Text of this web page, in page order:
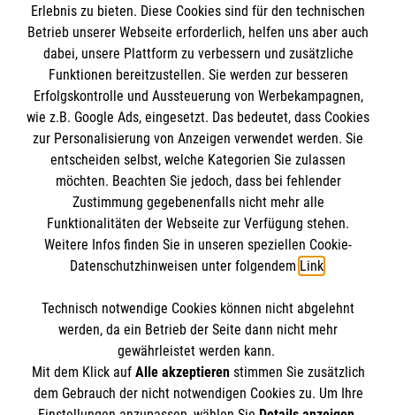
Informationen
Impressum
Datenschutz
Barrierefreiheit
Kontakt
Medizinproduktesicherheit
Die Malteser
Malteser in Deutschland
Malteserorden
Sharepoint
Spendenkonto
Bank: Pax-Bank
IBAN: DE87370601201201211430
BIC: GENODED1PA7
So finden Sie uns
Frankfurter Str. 9
Der Malteser Hilfsdienst e.V. ist als eingetragene
Erlebnis zu bieten. Diese Cookies sind für den technischen
Betrieb unserer Webseite erforderlich, helfen uns aber auch
dabei, unsere Plattform zu verbessern und zusätzliche
Funktionen bereitzustellen. Sie werden zur besseren
Erfolgskontrolle und Aussteuerung von Werbekampagnen,
wie z.B. Google Ads, eingesetzt. Das bedeutet, dass Cookies
zur Personalisierung von Anzeigen verwendet werden. Sie
entscheiden selbst, welche Kategorien Sie zulassen
möchten. Beachten Sie jedoch, dass bei fehlender
Zustimmung gegebenenfalls nicht mehr alle
Funktionalitäten der Webseite zur Verfügung stehen.
Weitere Infos finden Sie in unseren speziellen Cookie-
Datenschutzhinweisen unter folgendem Link.
Technisch notwendige Cookies können nicht abgelehnt
werden, da ein Betrieb der Seite dann nicht mehr
gewährleistet werden kann.
Mit dem Klick auf Alle akzeptierenstimmen Sie zusätzlich
dem Gebrauch der nicht notwendigen Cookies zu. Um Ihre